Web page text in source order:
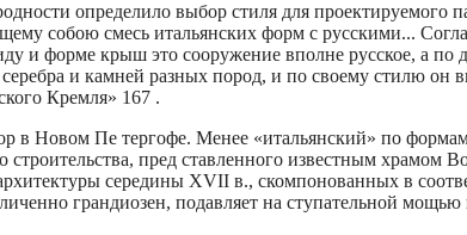
опреде­лило выбор стиля для проектируемого
собою смесь итальянских форм с русскими...
и форме крыш это сооружение вполне русское, а по
и камней разных пород, и по своему стилю он
Кремля» 167 .
в Новом Пе­ тергофе. Менее «итальянский» по
пред­ ставленного известным храмом
середины XVII в., скомпонованных в
грандиозен, подавляет на­ ступательной